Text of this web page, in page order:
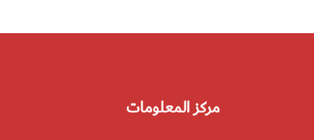
مركز المعلومات